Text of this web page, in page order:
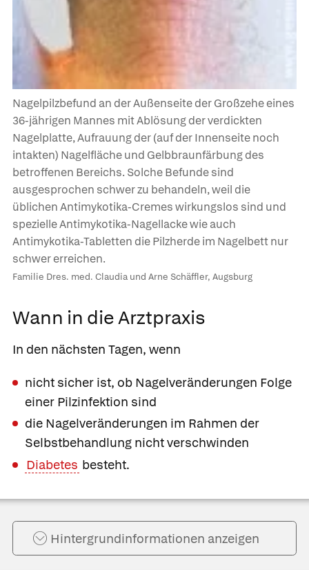
Nagelpilzbefund an der Außenseite der Großzehe eines
36-jährigen Mannes mit Ablösung der verdickten
Nagelplatte, Aufrauung der (auf der Innenseite noch
intakten) Nagelfläche und Gelbbraunfärbung des
betroffenen Bereichs. Solche Befunde sind
ausgesprochen schwer zu behandeln, weil die
üblichen Antimykotika-Cremes wirkungslos sind und
spezielle Antimykotika-Nagellacke wie auch
Antimykotika-Tabletten die Pilzherde im Nagelbett nur
schwer erreichen.
Familie Dres. med. Claudia und Arne Schäffler, Augsburg
Wann in die Arztpraxis
In den nächsten Tagen, wenn
nicht sicher ist, ob Nagelveränderungen Folge
einer Pilzinfektion sind
die Nagelveränderungen im Rahmen der
Selbstbehandlung nicht verschwinden
Diabetes besteht.
Hintergrund­informationen anzeigen